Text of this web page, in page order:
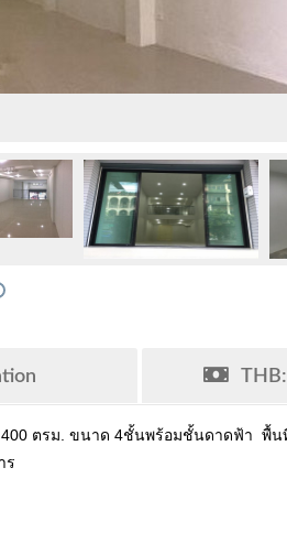
ตรม. ขนาด 4ชั้นพร้อมชั้นดาดฟ้า พื้
ร